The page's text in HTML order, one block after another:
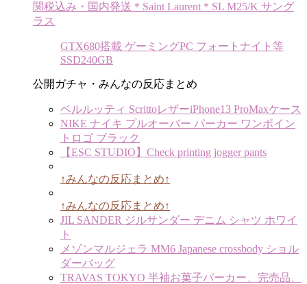
関税込み・国内発送＊Saint Laurent＊SL M25/K サング
ラス
GTX680搭載 ゲーミングPC フォートナイト等
SSD240GB
公開ガチャ・みんなの反応まとめ
ベルルッティ ScrittoレザーiPhone13 ProMaxケース
NIKE ナイキ プルオーバー パーカー ワンポイン
トロゴ ブラック
【ESC STUDIO】Check printing jogger pants
↑みんなの反応まとめ↑
↑みんなの反応まとめ↑
JIL SANDER ジルサンダー デニム シャツ ホワイ
ト
メゾンマルジェラ MM6 Japanese crossbody ショル
ダーバッグ
TRAVAS TOKYO 半袖お菓子パーカー、完売品、